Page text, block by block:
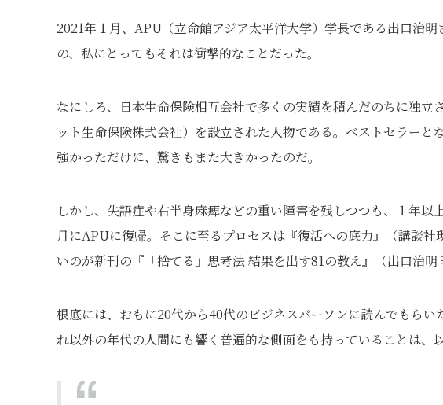
2021年１月、APU（立命館アジア太平洋大学）学長である出口治
の、私にとってもそれは衝撃的なことだった。
なにしろ、日本生命保険相互会社で多くの実績を積んだのちに独立
ット生命保険株式会社）を設立された人物である。ベストセラー
強かっただけに、驚きもまた大きかったのだ。
しかし、失語症や右半身麻痺などの重い障害を残しつつも、１年
月にAPUに復帰。そこに至るプロセスは『復活への底力』（講談
いのが新刊の『「捨てる」思考法 結果を出す81の教え』（出口治明
根底には、おもに20代から40代のビジネスパーソンに読んでもら
れ以外の年代の人間にも響く普遍的な側面をも持っていることは、